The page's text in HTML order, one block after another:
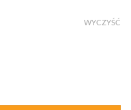
WYCZYŚĆ